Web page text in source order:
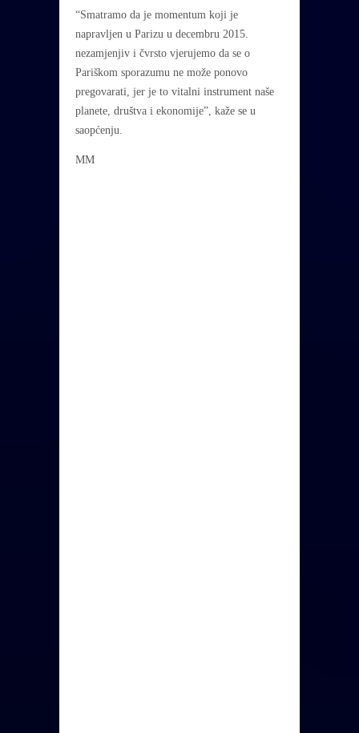
“Smatramo da je momentum koji je
napravljen u Parizu u decembru 2015.
nezamjenjiv i čvrsto vjerujemo da se o
Pariškom sporazumu ne može ponovo
pregovarati, jer je to vitalni instrument naše
planete, društva i ekonomije”, kaže se u
saopćenju.
MM